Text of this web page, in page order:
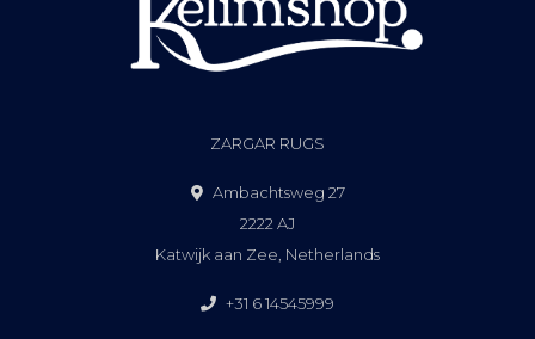
ZARGAR RUGS
Ambachtsweg 27
2222 AJ
Katwijk aan Zee, Netherlands
+31 6 14545999